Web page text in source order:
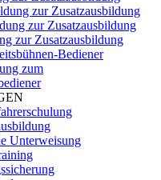
zur Zusatzausbildung
zur Zusatzausbildung
zur Zusatzausbildung
Bediener
zum
Unterweisung